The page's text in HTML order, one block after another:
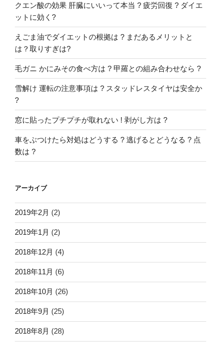
クエン酸の効果 肝臓にいいって本当 ? 疲労回復 ? ダイエ
ットに効く?
えごま油でダイエットの根拠は ? まだあるメリットと
は？取りすぎは?
毛ガニ かにみその食べ方は ? 甲羅との組み合わせなら ?
雪解け 運転の注意事項は ? スタッドレスタイヤは安全か
?
窓に貼ったプチプチが取れない ! 剥がし方は ?
車をぶつけたら対処はどうする ? 逃げるとどうなる ? 点
数は ?
アーカイブ
2019年2月 (2)
2019年1月 (2)
2018年12月 (4)
2018年11月 (6)
2018年10月 (26)
2018年9月 (25)
2018年8月 (28)